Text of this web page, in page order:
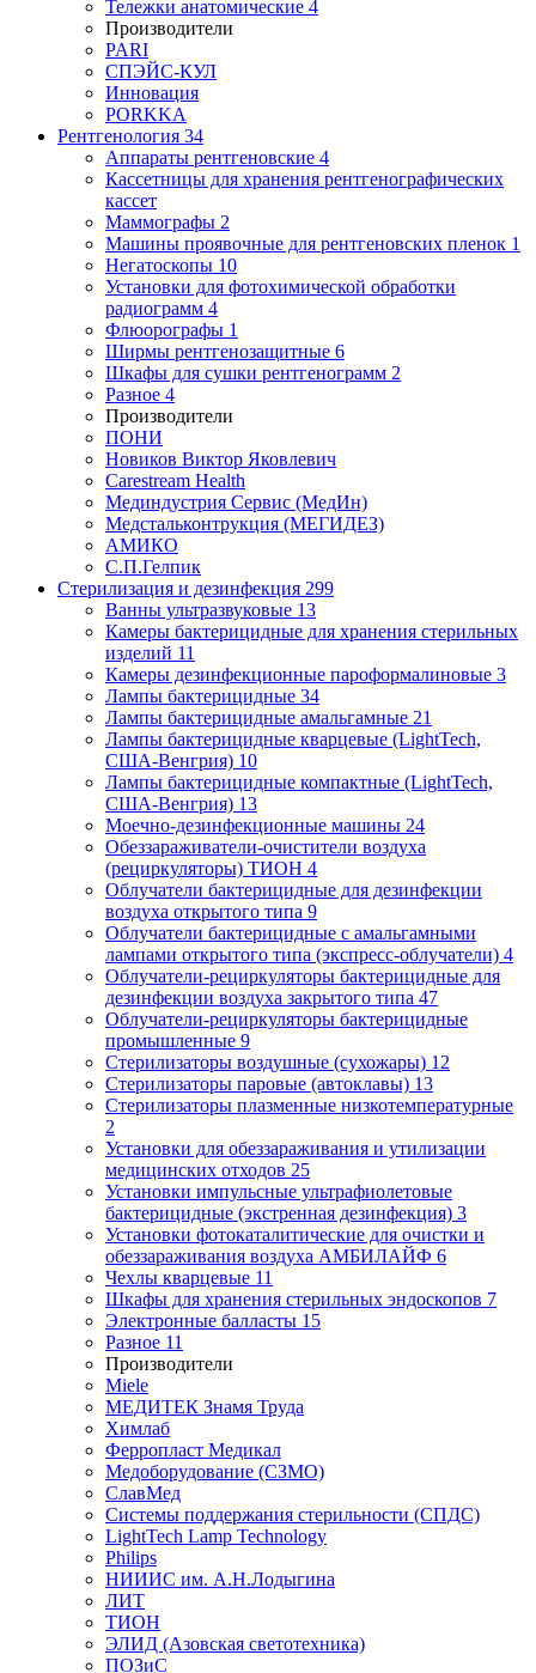
Тележки анатомические 4
Производители
PARI
СПЭЙС-КУЛ
Инновация
PORKKA
Рентгенология 34
Аппараты рентгеновские 4
Кассетницы для хранения рентгенографических
кассет
Маммографы 2
Машины проявочные для рентгеновских пленок 1
Негатоскопы 10
Установки для фотохимической обработки
радиограмм 4
Флюорографы 1
Ширмы рентгенозащитные 6
Шкафы для сушки рентгенограмм 2
Разное 4
Производители
ПОНИ
Новиков Виктор Яковлевич
Carestream Health
Мединдустрия Сервис (МедИн)
Медстальконтрукция (МЕГИДЕЗ)
АМИКО
С.П.Гелпик
Стерилизация и дезинфекция 299
Ванны ультразвуковые 13
Камеры бактерицидные для хранения стерильных
изделий 11
Камеры дезинфекционные пароформалиновые 3
Лампы бактерицидные 34
Лампы бактерицидные амальгамные 21
Лампы бактерицидные кварцевые (LightTech,
США-Венгрия) 10
Лампы бактерицидные компактные (LightTech,
США-Венгрия) 13
Моечно-дезинфекционные машины 24
Обеззараживатели-очистители воздуха
(рециркуляторы) ТИОН 4
Облучатели бактерицидные для дезинфекции
воздуха открытого типа 9
Облучатели бактерицидные с амальгамными
лампами открытого типа (экспресс-облучатели) 4
Облучатели-рециркуляторы бактерицидные для
дезинфекции воздуха закрытого типа 47
Облучатели-рециркуляторы бактерицидные
промышленные 9
Стерилизаторы воздушные (сухожары) 12
Стерилизаторы паровые (автоклавы) 13
Стерилизаторы плазменные низкотемпературные
2
Установки для обеззараживания и утилизации
медицинских отходов 25
Установки импульсные ультрафиолетовые
бактерицидные (экстренная дезинфекция) 3
Установки фотокаталитические для очистки и
обеззараживания воздуха АМБИЛАЙФ 6
Чехлы кварцевые 11
Шкафы для хранения стерильных эндоскопов 7
Электронные балласты 15
Разное 11
Производители
Miele
МЕДИТЕК Знамя Труда
Химлаб
Ферропласт Медикал
Медоборудование (СЗМО)
СлавМед
Системы поддержания стерильности (СПДС)
LightTech Lamp Technology
Philips
НИИИС им. А.Н.Лодыгина
ЛИТ
ТИОН
ЭЛИД (Азовская светотехника)
ПОЗиС